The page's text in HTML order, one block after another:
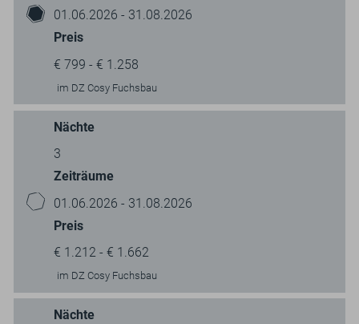
01.06.2026 - 31.08.2026
Preis
€ 799 - € 1.258
im DZ Cosy Fuchsbau
Nächte
3
Zeiträume
01.06.2026 - 31.08.2026
Preis
€ 1.212 - € 1.662
im DZ Cosy Fuchsbau
Nächte